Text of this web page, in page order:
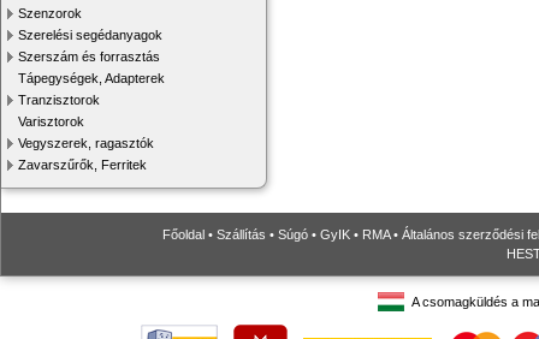
Szenzorok
Szerelési segédanyagok
Szerszám és forrasztás
Tápegységek, Adapterek
Tranzisztorok
Varisztorok
Vegyszerek, ragasztók
Zavarszűrők, Ferritek
Főoldal • Szállítás • Súgó • GyIK • RMA• Általános szerződési
A csomagküldés a